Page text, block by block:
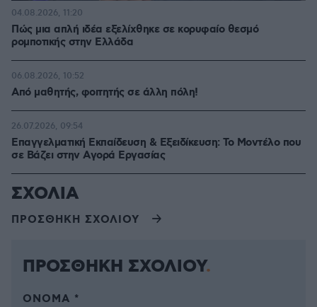
Πώς μια απλή ιδέα εξελίχθηκε σε κορυφαίο θεσμό
ρομποτικής στην Ελλάδα
04.08.2026, 11:20
Από μαθητής, φοιτητής σε άλλη πόλη!
06.08.2026, 10:52
Επαγγελματική Εκπαίδευση & Εξειδίκευση: Το Mοντέλο που
σε Bάζει στην Aγορά Eργασίας
26.07.2026, 09:54
ΣΧΟΛΙΑ
ΠΡΟΣΘΗΚΗ ΣΧΟΛΙΟΥ
ΠΡΟΣΘΗΚΗ ΣΧΟΛΙΟΥ
ΌΝΟΜΑ *